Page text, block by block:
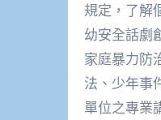
規定，了解
幼安全話劇
家庭暴力防
法、少年事
單位之專業